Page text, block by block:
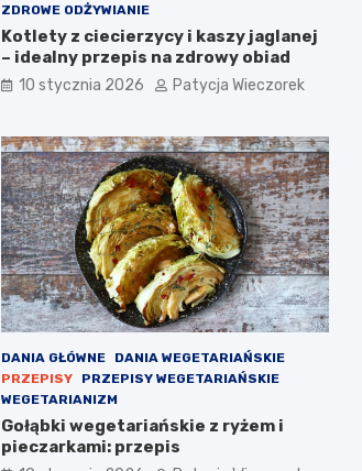
ZDROWE ODŻYWIANIE
Kotlety z ciecierzycy i kaszy jaglanej
– idealny przepis na zdrowy obiad
10 stycznia 2026 Patycja Wieczorek
DANIA GŁÓWNE
DANIA WEGETARIAŃSKIE
PRZEPISY
PRZEPISY WEGETARIAŃSKIE
WEGETARIANIZM
Gołąbki wegetariańskie z ryżem i
pieczarkami: przepis